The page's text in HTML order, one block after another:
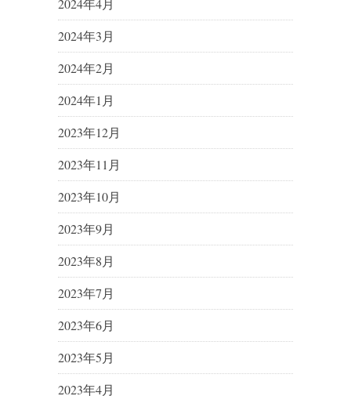
2024年4月
2024年3月
2024年2月
2024年1月
2023年12月
2023年11月
2023年10月
2023年9月
2023年8月
2023年7月
2023年6月
2023年5月
2023年4月